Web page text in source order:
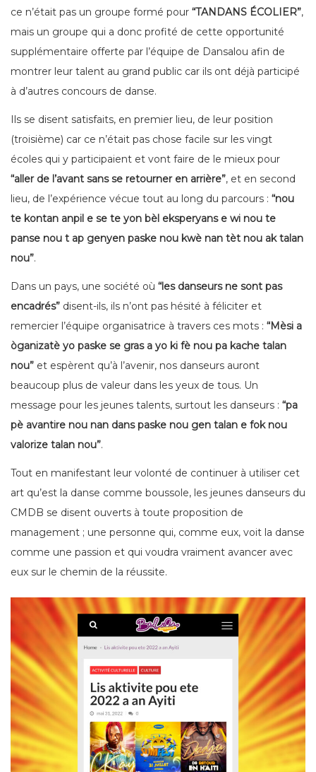
ce n’était pas un groupe formé pour “TANDANS ÉCOLIER”,
mais un groupe qui a donc profité de cette opportunité
supplémentaire offerte par l’équipe de Dansalou afin de
montrer leur talent au grand public car ils ont déjà participé
à d’autres concours de danse.
Ils se disent satisfaits, en premier lieu, de leur position
(troisième) car ce n’était pas chose facile sur les vingt
écoles qui y participaient et vont faire de le mieux pour
“aller de l’avant sans se retourner en arrière”, et en second
lieu, de l’expérience vécue tout au long du parcours : “nou
te kontan anpil e se te yon bèl eksperyans e wi nou te
panse nou t ap genyen paske nou kwè nan tèt nou ak talan
nou”.
Dans un pays, une société où “les danseurs ne sont pas
encadrés” disent-ils, ils n’ont pas hésité à féliciter et
remercier l’équipe organisatrice à travers ces mots : “Mèsi a
òganizatè yo paske se gras a yo ki fè nou pa kache talan
nou” et espèrent qu’à l’avenir, nos danseurs auront
beaucoup plus de valeur dans les yeux de tous. Un
message pour les jeunes talents, surtout les danseurs : “pa
pè avantire nou nan dans paske nou gen talan e fok nou
valorize talan nou”.
Tout en manifestant leur volonté de continuer à utiliser cet
art qu’est la danse comme boussole, les jeunes danseurs du
CMDB se disent ouverts à toute proposition de
management ; une personne qui, comme eux, voit la danse
comme une passion et qui voudra vraiment avancer avec
eux sur le chemin de la réussite.